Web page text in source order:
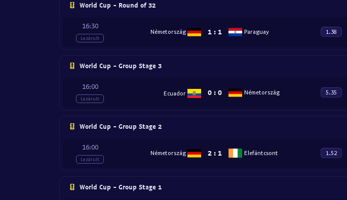
World Cup - Round of 32
16:30
Lezárult
Németország 1 : 1 Paraguay 1.38
World Cup - Group Stage 3
16:00
Lezárult
Ecuador 0 : 0 Németország 5.35
World Cup - Group Stage 2
16:00
Lezárult
Németország 2 : 1 Elefántcsont 1.52
World Cup - Group Stage 1